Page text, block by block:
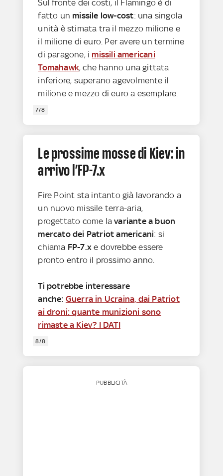
Sul fronte dei costi, il Flamingo è di
fatto un missile low-cost: una singola
unità è stimata tra il mezzo milione e
il milione di euro. Per avere un termine
di paragone, i missili americani
Tomahawk, che hanno una gittata
inferiore, superano agevolmente il
milione e mezzo di euro a esemplare.
7/8
Le prossime mosse di Kiev: in
arrivo l’FP-7.x
Fire Point sta intanto già lavorando a
un nuovo missile terra-aria,
progettato come lavariante a buon
mercato dei Patriot americani: si
chiama FP-7.x e dovrebbe essere
pronto entro il prossimo anno.
Ti potrebbe interessare
anche: Guerra in Ucraina, dai Patriot
ai droni: quante munizioni sono
rimaste a Kiev? I DATI
8/8
PUBBLICITÀ